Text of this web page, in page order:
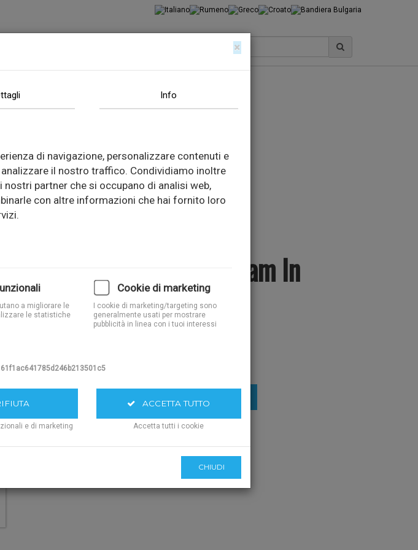
For Box Liste Double Foam In
Spugna
×
Info
di navigazione, personalizzare contenuti e
il nostro traffico. Condividiamo inoltre
partner che si occupano di analisi web,
con altre informazioni che hai fornito loro
a migliorare le
le statistiche
Cookie di marketing
I cookie di marketing/targeting sono
generalmente usati per mostrare
pubblicità in linea con i tuoi interessi
e di marketing
ACCETTA TUTTO
Accetta tutti i cookie
CHIUDI